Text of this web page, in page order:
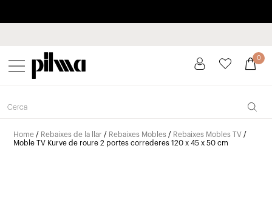
pilma 0
Home / Rebaixes de la llar / Rebaixes Mobles / Rebaixes Mobles TV /
Moble TV Kurve de roure 2 portes correderes 120 x 45 x 50 cm